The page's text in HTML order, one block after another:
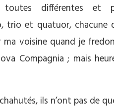
toutes différentes et
trio et quatuor, chacune
voisine quand je
Compagnia ; mais
ils n’ont pas de